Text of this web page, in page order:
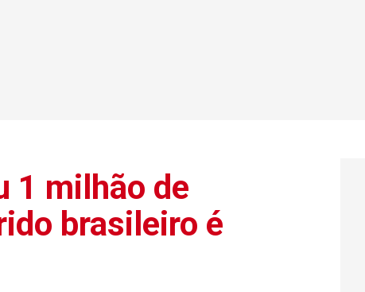
1 milhão de
brasileiro é